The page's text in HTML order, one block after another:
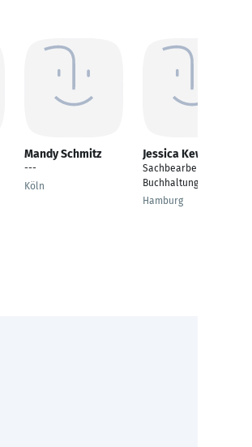
Mandy Schmitz
---
Köln
Jessica Kewitsch
Sachbearbeiter
Buchhaltung
Hamburg